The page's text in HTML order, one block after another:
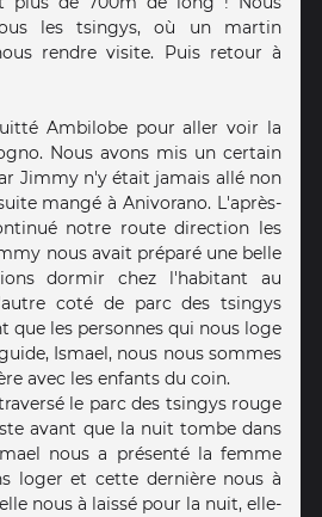
les tsingys, où un martin
rendre visite. Puis retour à
Ambilobe pour aller voir la
Nous avons mis un certain
Jimmy n'y était jamais allé non
mangé à Anivorano. L'après-
notre route direction les
nous avait préparé une belle
dormir chez l'habitant au
coté de parc des tsingys
que les personnes qui nous loge
Ismael, nous nous sommes
avec les enfants du coin.
le parc des tsingys rouge
avant que la nuit tombe dans
nous a présenté la femme
loger et cette dernière nous à
nous à laissé pour la nuit, elle-